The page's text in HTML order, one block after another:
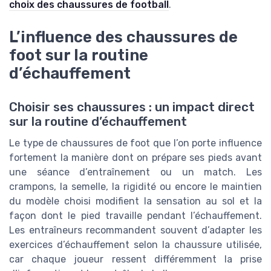
choix des chaussures de football.
L’influence des chaussures de
foot sur la routine
d’échauffement
Choisir ses chaussures : un impact direct
sur la routine d’échauffement
Le type de chaussures de foot que l’on porte influence
fortement la manière dont on prépare ses pieds avant
une séance d’entraînement ou un match. Les
crampons, la semelle, la rigidité ou encore le maintien
du modèle choisi modifient la sensation au sol et la
façon dont le pied travaille pendant l’échauffement.
Les entraîneurs recommandent souvent d’adapter les
exercices d’échauffement selon la chaussure utilisée,
car chaque joueur ressent différemment la prise